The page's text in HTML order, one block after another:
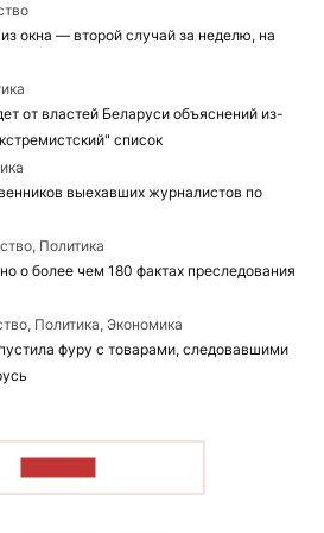
окна — второй случай за неделю, на
от властей Беларуси объяснений из-
список
выехавших журналистов по
Политика
о более чем 180 фактах преследования
Политика, Экономика
фуру с товарами, следовавшими